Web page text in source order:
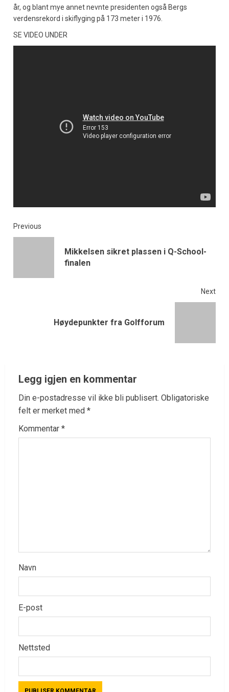
år, og blant mye annet nevnte presidenten også Bergs
verdensrekord i skiflyging på 173 meter i 1976.
SE VIDEO UNDER
Previous
Mikkelsen sikret plassen i Q-School-
finalen
Next
Høydepunkter fra Golfforum
Legg igjen en kommentar
Din e-postadresse vil ikke bli publisert. Obligatoriske
felt er merket med *
Kommentar *
Navn
E-post
Nettsted